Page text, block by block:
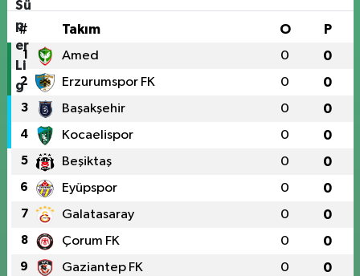
# Takım O P
1 Amed 0 0
2 Erzurumspor FK 0 0
3 Başakşehir 0 0
4 Kocaelispor 0 0
5 Beşiktaş 0 0
6 Eyüpspor 0 0
7 Galatasaray 0 0
8 Çorum FK 0 0
9 Gaziantep FK 0 0